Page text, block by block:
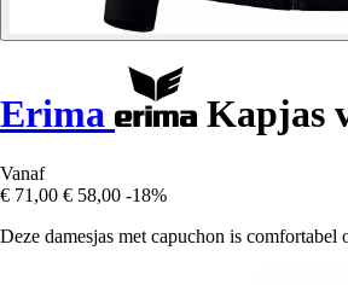
Erima Kapjas
Vanaf
€ 71,00 € 58,00 -18%
Deze damesjas met capuchon is